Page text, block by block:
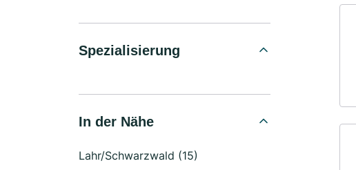
Spezialisierung
In der Nähe
Lahr/Schwarzwald (15)